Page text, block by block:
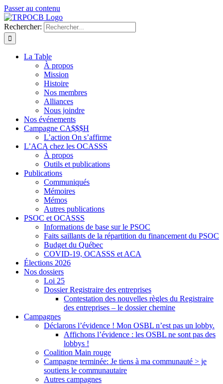
Passer au contenu
Rechercher:
La Table
À propos
Mission
Histoire
Nos membres
Alliances
Nous joindre
Nos événements
Campagne CA$$$H
L’action On s’affirme
L’ACA chez les OCASSS
À propos
Outils et publications
Publications
Communiqués
Mémoires
Mémos
Autres publications
PSOC et OCASSS
Informations de base sur le PSOC
Faits saillants de la répartition du financement du PSOC
Budget du Québec
COVID-19, OCASSS et ACA
Élections 2026
Nos dossiers
Loi 25
Dossier Registraire des entreprises
Contestation des nouvelles règles du Registraire
des entreprises – le dossier chemine
Campagnes
Déclarons l’évidence ! Mon OSBL n’est pas un lobby.
Affichons l’évidence : les OSBL ne sont pas des
lobbys !
Coalition Main rouge
Campagne terminée: Je tiens à ma communauté > je
soutiens le communautaire
Autres campagnes